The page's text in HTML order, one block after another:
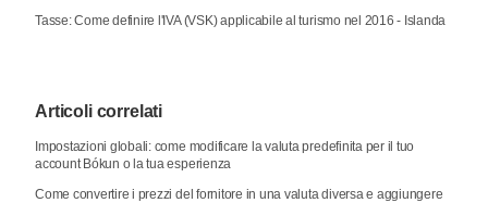
Tasse: Come definire l'IVA (VSK) applicabile al turismo nel 2016 - Islanda
Articoli correlati
Impostazioni globali: come modificare la valuta predefinita per il tuo
account Bókun o la tua esperienza
Come convertire i prezzi del fornitore in una valuta diversa e aggiungere